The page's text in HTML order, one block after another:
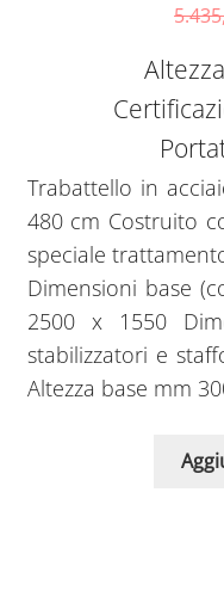
Trabattello in
480 cm Costruito
speciale
Dimensioni base
2500 x 1550
stabilizzatori e
Altezza base mm